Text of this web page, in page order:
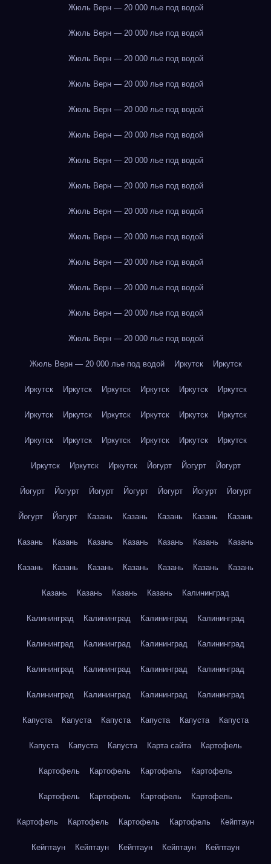
Жюль Верн — 20 000 лье под водой
Жюль Верн — 20 000 лье под водой
Жюль Верн — 20 000 лье под водой
Жюль Верн — 20 000 лье под водой
Жюль Верн — 20 000 лье под водой
Жюль Верн — 20 000 лье под водой
Жюль Верн — 20 000 лье под водой
Жюль Верн — 20 000 лье под водой
Жюль Верн — 20 000 лье под водой
Жюль Верн — 20 000 лье под водой
Жюль Верн — 20 000 лье под водой
Жюль Верн — 20 000 лье под водой
Жюль Верн — 20 000 лье под водой
Жюль Верн — 20 000 лье под водой
Жюль Верн — 20 000 лье под водой Иркутск Иркутск
Иркутск Иркутск Иркутск Иркутск Иркутск Иркутск
Иркутск Иркутск Иркутск Иркутск Иркутск Иркутск
Иркутск Иркутск Иркутск Иркутск Иркутск Иркутск
Иркутск Иркутск Иркутск Йогурт Йогурт Йогурт
Йогурт Йогурт Йогурт Йогурт Йогурт Йогурт Йогурт
Йогурт Йогурт Казань Казань Казань Казань Казань
Казань Казань Казань Казань Казань Казань Казань
Казань Казань Казань Казань Казань Казань Казань
Казань Казань Казань Казань Калининград
Калининград Калининград Калининград Калининград
Калининград Калининград Калининград Калининград
Калининград Калининград Калининград Калининград
Калининград Калининград Калининград Калининград
Капуста Капуста Капуста Капуста Капуста Капуста
Капуста Капуста Капуста Карта сайта Картофель
Картофель Картофель Картофель Картофель
Картофель Картофель Картофель Картофель
Картофель Картофель Картофель Картофель Кейптаун
Кейптаун Кейптаун Кейптаун Кейптаун Кейптаун